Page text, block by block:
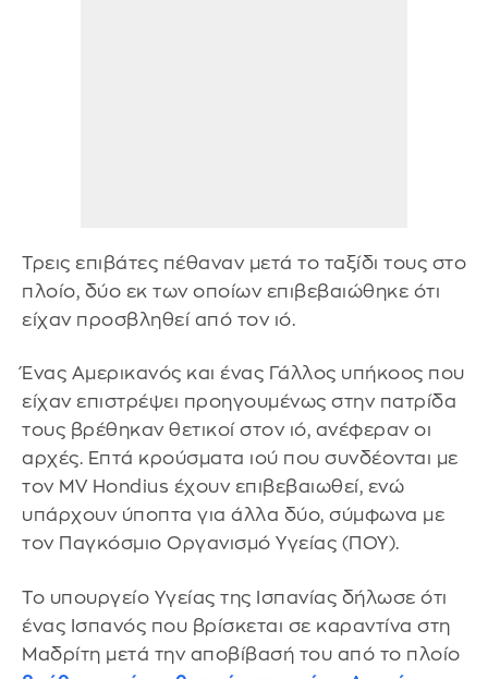
Τρεις επιβάτες πέθαναν μετά το ταξίδι τους στο
πλοίο, δύο εκ των οποίων επιβεβαιώθηκε ότι
είχαν προσβληθεί από τον ιό.
Ένας Αμερικανός και ένας Γάλλος υπήκοος που
είχαν επιστρέψει προηγουμένως στην πατρίδα
τους βρέθηκαν θετικοί στον ιό, ανέφεραν οι
αρχές. Επτά κρούσματα ιού που συνδέονται με
τον MV Hondius έχουν επιβεβαιωθεί, ενώ
υπάρχουν ύποπτα για άλλα δύο, σύμφωνα με
τον Παγκόσμιο Οργανισμό Υγείας (ΠΟΥ).
Το υπουργείο Υγείας της Ισπανίας δήλωσε ότι
ένας Ισπανός που βρίσκεται σε καραντίνα στη
Μαδρίτη μετά την αποβίβασή του από το πλοίο